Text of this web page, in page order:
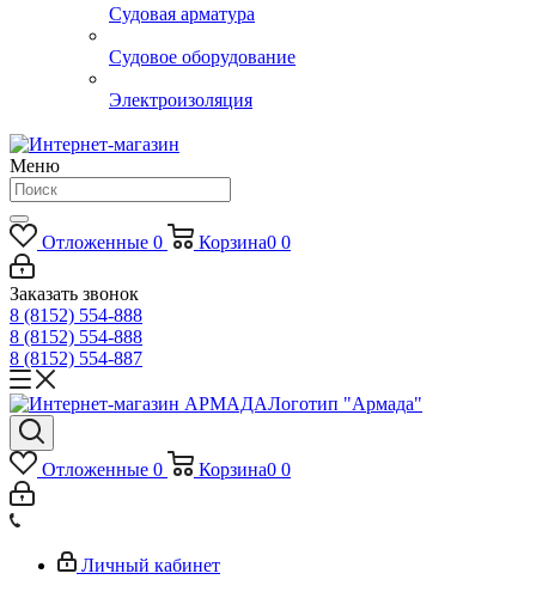
Судовая арматура
Судовое оборудование
Электроизоляция
Меню
Отложенные 0 Корзина0 0
Заказать звонок
8 (8152) 554-888
8 (8152) 554-888
8 (8152) 554-887
Логотип "Армада"
Отложенные 0 Корзина0 0
Личный кабинет